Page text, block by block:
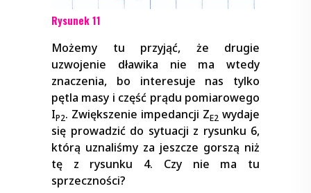
Rysunek 11
Możemy tu przyjąć, że drugie
uzwojenie dławika nie ma wtedy
znaczenia, bo interesuje nas tylko
pętla masy i część prądu pomiarowego
IP2. Zwiększenie impedancji ZE2 wydaje
się prowadzić do sytuacji z rysunku 6,
którą uznaliśmy za jeszcze gorszą niż
tę z rysunku 4. Czy nie ma tu
sprzeczności?